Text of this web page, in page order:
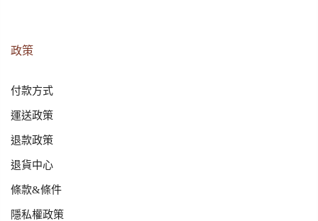
政策
付款方式
運送政策
退款政策
退貨中心
條款&條件
隱私權政策